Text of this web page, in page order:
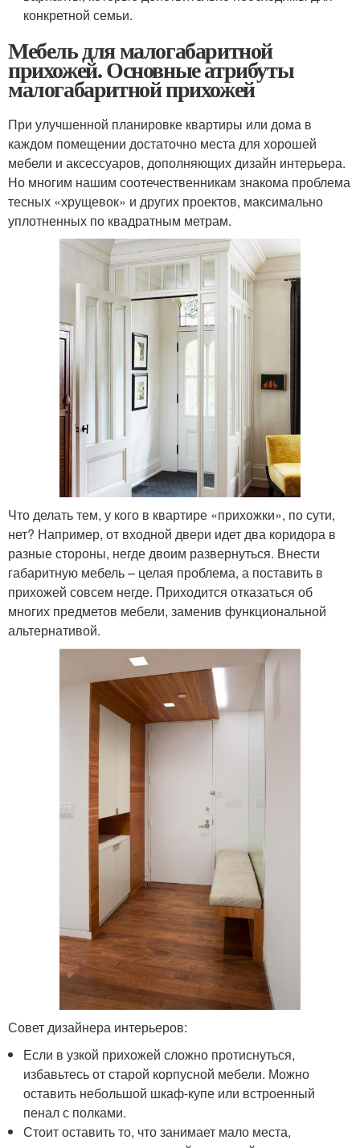
конкретной семьи.
Мебель для малогабаритной
прихожей. Основные атрибуты
малогабаритной прихожей
При улучшенной планировке квартиры или дома в
каждом помещении достаточно места для хорошей
мебели и аксессуаров, дополняющих дизайн интерьера.
Но многим нашим соотечественникам знакома проблема
тесных «хрущевок» и других проектов, максимально
уплотненных по квадратным метрам.
Что делать тем, у кого в квартире «прихожки», по сути,
нет? Например, от входной двери идет два коридора в
разные стороны, негде двоим развернуться. Внести
габаритную мебель – целая проблема, а поставить в
прихожей совсем негде. Приходится отказаться об
многих предметов мебели, заменив функциональной
альтернативой.
Совет дизайнера интерьеров:
Если в узкой прихожей сложно протиснуться,
избавьтесь от старой корпусной мебели. Можно
оставить небольшой шкаф-купе или встроенный
пенал с полками.
Стоит оставить то, что занимает мало места,